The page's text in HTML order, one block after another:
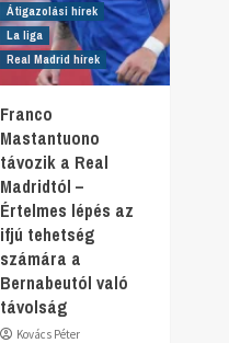
Átigazolási hírek
La liga
Real Madrid hírek
Franco
Mastantuono
távozik a Real
Madridtól –
Értelmes lépés az
ifjú tehetség
számára a
Bernabeutól való
távolság
Kovács Péter